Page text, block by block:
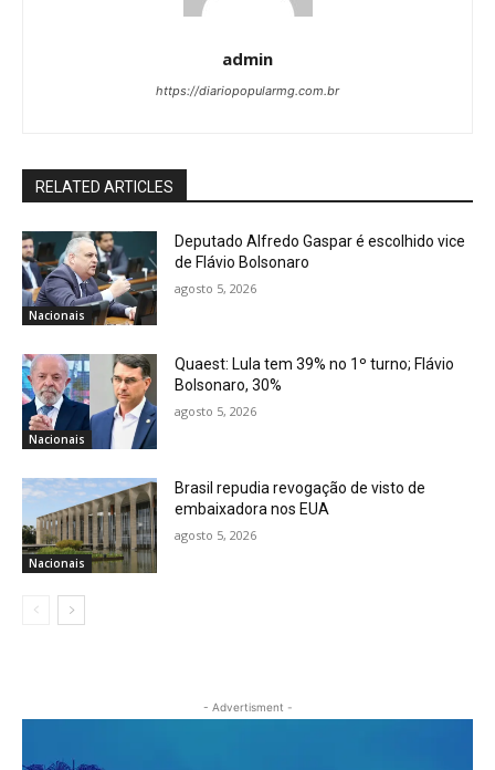
admin
https://diariopopularmg.com.br
RELATED ARTICLES
Nacionais
Deputado Alfredo Gaspar é escolhido vice
de Flávio Bolsonaro
agosto 5, 2026
Nacionais
Quaest: Lula tem 39% no 1º turno; Flávio
Bolsonaro, 30%
agosto 5, 2026
Nacionais
Brasil repudia revogação de visto de
embaixadora nos EUA
agosto 5, 2026
- Advertisment -